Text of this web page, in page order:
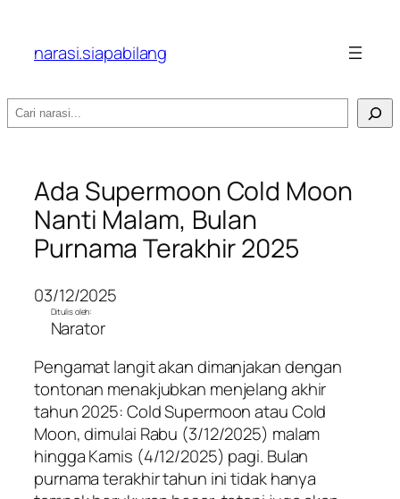
narasi.siapabilang
Search
Ada Supermoon Cold Moon
Nanti Malam, Bulan
Purnama Terakhir 2025
03/12/2025
Ditulis oleh:
Narator
Pengamat langit akan dimanjakan dengan
tontonan menakjubkan menjelang akhir
tahun 2025: Cold Supermoon atau Cold
Moon, dimulai Rabu (3/12/2025) malam
hingga Kamis (4/12/2025) pagi. Bulan
purnama terakhir tahun ini tidak hanya